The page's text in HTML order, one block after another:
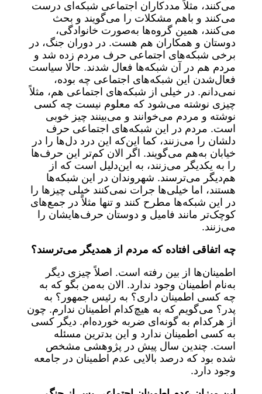
می‌کنند، مثلاً مددکاران اجتماعی شبکه‌ای درست
می‌کنند و باهم مشکلات را می‌گویند و بحث
می‌کنند، همین گروه‌ها به‌صورت خانوادگی،
دوستان و همکاران هم هست. در دوران جنگ، در
برخی شبکه‌های اجتماعی حرف مردم زده شد و
مردم هم در آن شبکه‌ها فعال شدند. حالا سیاست
فعال‌شدن این شبکه‌های اجتماعی چه بوده،
نمی‌دانم. در خیلی از شبکه‌های اجتماعی هم، مثلاً
چیزی نوشته می‌شود که معلوم نیست چه کسی
نوشته و مردم می‌خوانند و می‌بینند چیز خوبی
است. مردم در این شبکه‌های اجتماعی حرف
دلشان را می‌زنند، کما این‌که این درد دل‌ها را در
خیابان به‌هم می‌گویند. اگر الان کم‌تر این حرف‌ها
را به یکدیگر می‌زنند، به این‌دلیل است که از
هم‌دیگر می‌ترسند. شهروندان در این شبکه‌ها
هستند، اما خیلی‌ها جرات نمی‌کنند خیلی چیزها را
در این شبکه‌ها مطرح کنند و تنها مثلاً در جمع‌های
کوچک‌تر مانند فامیل و دوستان حرف‌هایشان را
می‌زنند.
چه اتفاقی افتاده که مردم از همدیگر می‌ترسند؟
اطمینان‌ها از بین رفته است. اصلاً چیزی دیگر
به‌نام اطمینان وجود ندارد. الان به‌من بگو که به
چه کسی اطمینان داری؟ به رئیس جمهور؟ به
پدر؟ می‌گویم که به هیچ‌کدام اطمینان ندارم. چون
از هرکدام به گونه‌ای ضربه خورده‌ام. دیگر کسی
به کسی اطمینان ندارد و این بدترین مسئله
است. چندین سال پیش در پژوهشی مشخص
شده بود که درصد بالایی عدم اطمینان در جامعه
وجود دارد.